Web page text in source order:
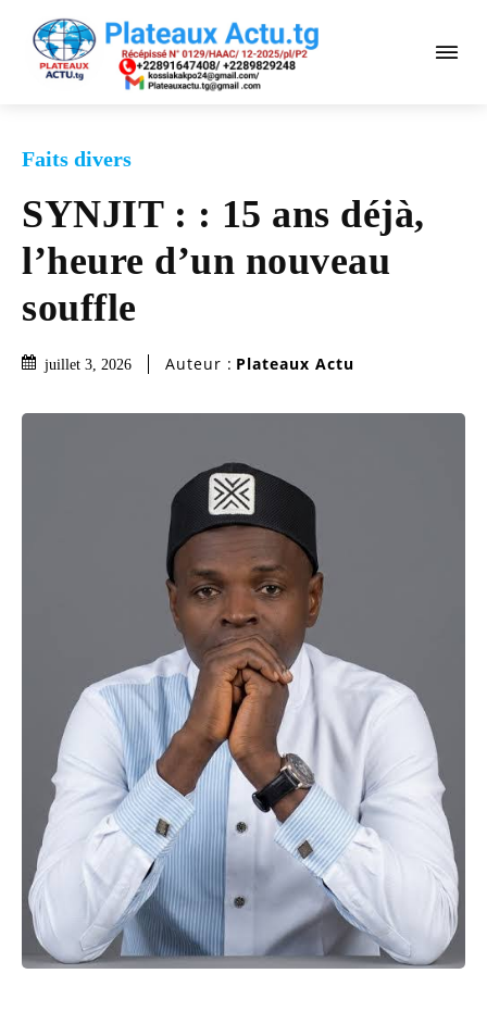
Faits divers
SYNJIT : : 15 ans déjà,
l’heure d’un nouveau
souffle
juillet 3, 2026 Auteur : Plateaux Actu